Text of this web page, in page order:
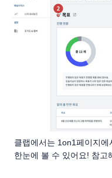
클랩에서는 1on1페이지
한눈에 볼 수 있어요! 참고